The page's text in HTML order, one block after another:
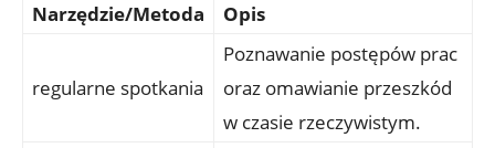
Narzędzie/Metoda Opis
regularne ⁤spotkania
Poznawanie postępów prac
oraz omawianie przeszkód
w czasie⁣ rzeczywistym.